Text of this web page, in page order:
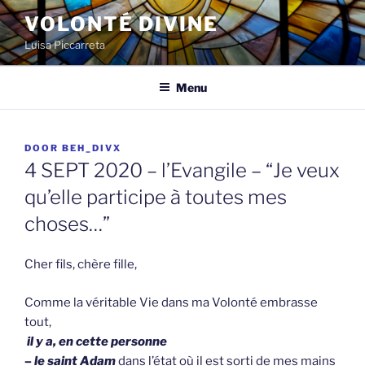
Spring
naar
de
inhoud
VOLONTÉ DIVINE
Luisa Piccarreta
Menu
GEPLAATST
OP
DOOR BEH_DIVX
4 SEPT 2020 – l’Evangile – “Je veux
qu’elle participe à toutes mes
choses…”
Cher fils, chère fille,
Comme la véritable Vie dans ma Volonté embrasse
tout,
il y a, en cette personne
–le saint Adamdans l’état où il est sorti de mes mains